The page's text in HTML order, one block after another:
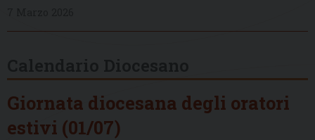
Giornata diocesana degli oratori
estivi (01/07)